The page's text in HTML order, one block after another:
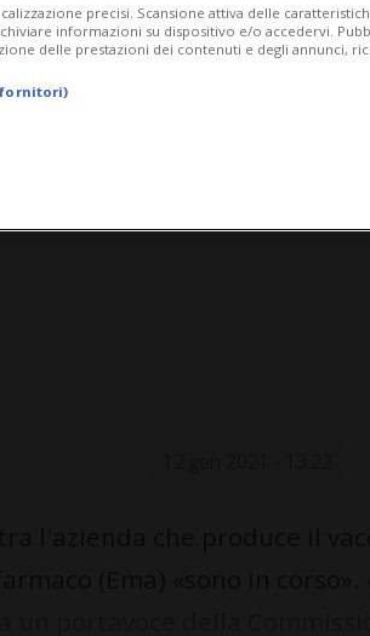
precisi. Scansione attiva delle
informazioni su dispositivo e/o accedervi.
delle prestazioni dei contenuti e degli annunci,